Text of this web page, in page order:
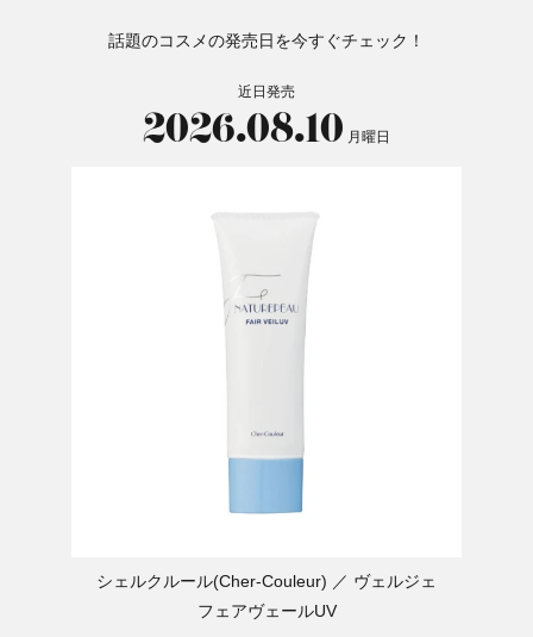
話題のコスメの発売日を今すぐチェック！
近日発売
2026.08.10 月曜日
シェルクルール(Cher-Couleur)
ヴェルジェ
フェアヴェールUV